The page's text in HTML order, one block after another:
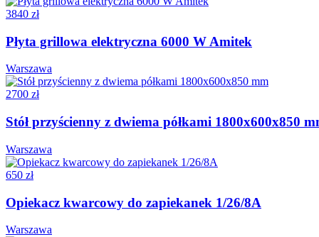
3840 zł
Płyta grillowa elektryczna 6000 W Amitek
Warszawa
2700 zł
Stół przyścienny z dwiema półkami 1800x600x850
Warszawa
650 zł
Opiekacz kwarcowy do zapiekanek 1/26/8A
Warszawa